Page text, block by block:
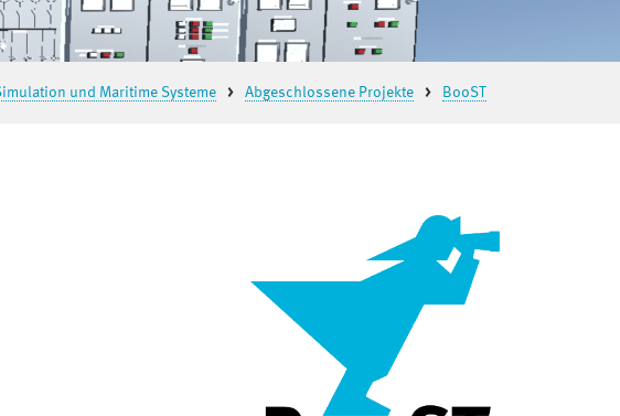
und Maritime Systeme Abgeschlossene Projekte BooST